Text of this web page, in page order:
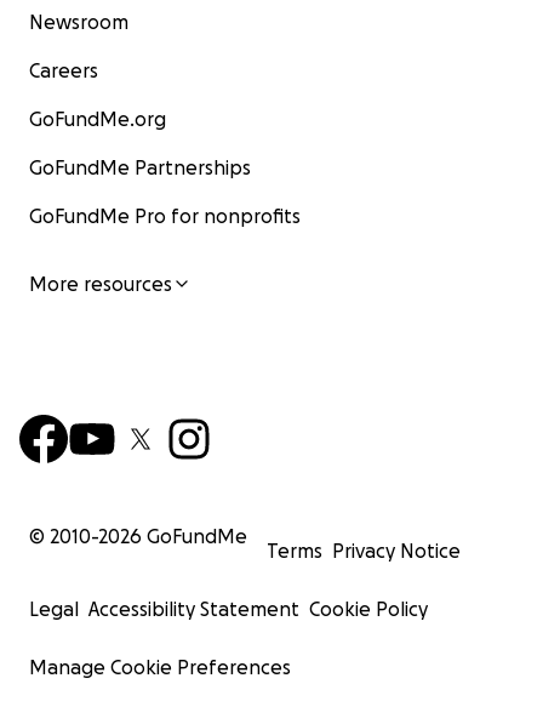
Newsroom
Careers
GoFundMe.org
GoFundMe Partnerships
GoFundMe Pro for nonprofits
More resources
© 2010-2026 GoFundMe
Terms Privacy Notice
Legal Accessibility Statement Cookie Policy
Manage Cookie Preferences